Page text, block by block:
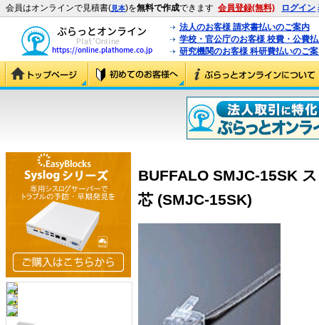
会員はオンラインで見積書(見本)を無料で作成できます 会員登録(無料) ログイン
法人のお客様 請求書払いのご案内
学校・官公庁のお客様 校費・公費
研究機関のお客様 科研費払いのご
BUFFALO SMJC-15SK
芯 (SMJC-15SK)